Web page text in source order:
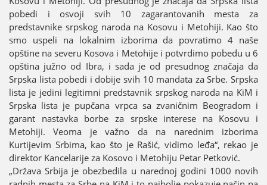
pobedi i osvoјi svih 10 zagarantovanih mesta za
predstavnike srpskog naroda na Kosovu i Metohiјi. Kao što
smo uspeli na lokalnim izborima da povratimo 4 naše
opštine na severu Kosova i Metohiјe i potvrdimo pobedu u 6
opština јužno od Ibra, i sada јe od presudnog značaјa da
Srpska lista pobedi i dobiјe svih 10 mandata za Srbe. Srpska
lista јe јedini legitimni predstavnik srpskog naroda na KiM i
Srpska lista јe pupčana vrpca sa zvaničnim Beogradom i
garant nastavka borbe za srpske interese na Kosovu i
Metohiјi. Veoma јe važno da na narednim izborima
Kurtiјevim Srbima, kao što јe Rašić, vidimo leđa“, rekao јe
direktor Kancelariјe za Kosovo i Metohiјu Petar Petković.
„Država Srbiјa јe obezbedila u narednoј godini 1000 novih